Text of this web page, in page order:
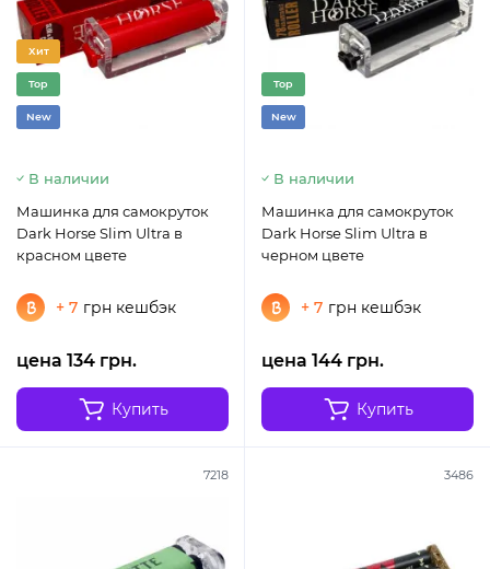
Хит
Top
New
В наличии
Машинка для самокруток
Dark Horse Slim Ultra в
красном цвете
+ 7 грн кешбэк
цена 134 грн.
Купить
Top
New
В наличии
Машинка для самокруток
Dark Horse Slim Ultra в
черном цвете
+ 7 грн кешбэк
цена 144 грн.
Купить
7218 3486